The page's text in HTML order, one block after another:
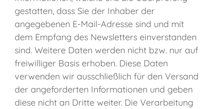
gestatten, dass Sie der Inhaber der
angegebenen E-Mail-Adresse sind und mit
dem Empfang des Newsletters einverstanden
sind. Weitere Daten werden nicht bzw. nur auf
freiwilliger Basis erhoben. Diese Daten
verwenden wir ausschließlich für den Versand
der angeforderten Informationen und geben
diese nicht an Dritte weiter. Die Verarbeitung